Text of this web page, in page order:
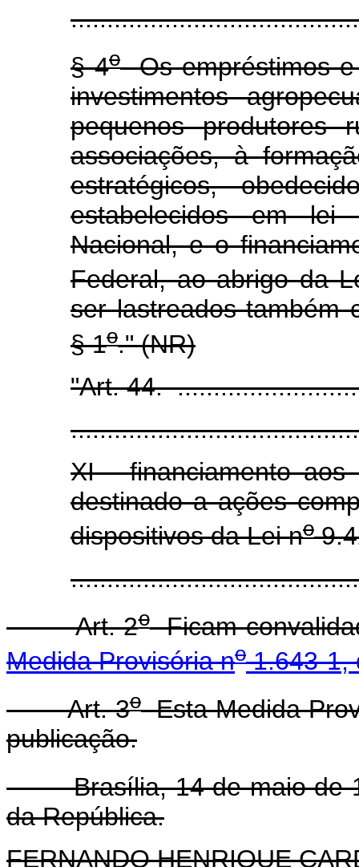
§ 4oOs empréstimos e
investimentos
pequenos produtores
associações, à
estratégicos,
estabelecidos em lei
Nacional, e o
Federal, ao abrigo da
ser lastreados também
§ 1o." (NR)
"Art. 44.
XI - financiamento
destinado a ações
dispositivos da Lei no
Art. 2oFicam
Medida Provisória no1.643-1,
Art. 3oEsta Medida
publicação.
Brasília, 14 de maio de
da República.
FERNANDO HENRIQUE